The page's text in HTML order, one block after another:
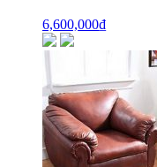
6,600,000₫